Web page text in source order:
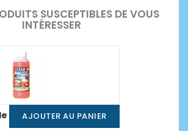
SUSCEPTIBLES DE VOUS
INTÉRESSER
AJOUTER AU PANIER